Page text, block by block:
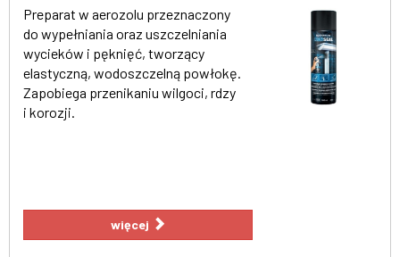
Preparat w aerozolu przeznaczony
do wypełniania oraz uszczelniania
wycieków i pęknięć, tworzący
elastyczną, wodoszczelną powłokę.
Zapobiega przenikaniu wilgoci, rdzy
i korozji.
więcej